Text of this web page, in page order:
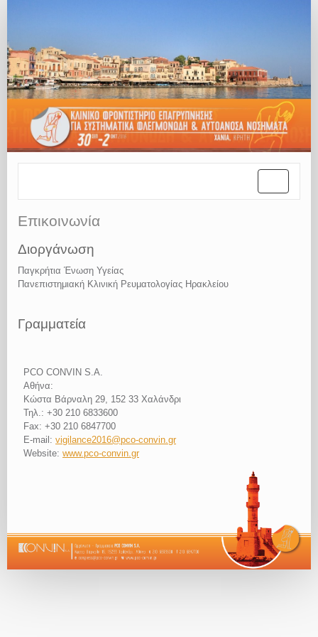
navigation
Επικοινωνία
Διοργάνωση
Παγκρήτια Ένωση Υγείας
Πανεπιστημιακή Κλινική Ρευματολογίας Ηρακλείου
Γραμματεία
PCO CONVIN S.A.
Αθήνα:
Κώστα Βάρναλη 29, 152 33 Χαλάνδρι
Τηλ.: +30 210 6833600
Fax: +30 210 6847700
E-mail: vigilance2016@pco-convin.gr
Website: www.pco-convin.gr